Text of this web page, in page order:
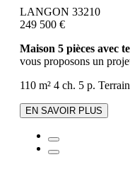
LANGON 33210
249 500 €
Maison 5 pièces avec
vous proposons un
110 m² 4 ch. 5 p.
EN SAVOIR PLUS